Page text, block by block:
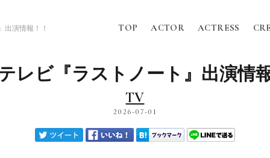
出演情報！！ TOP ACTOR ACTRESS
レビ『ラストノート』出演情
TV
2026-07-01